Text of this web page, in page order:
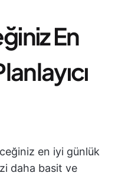
En
en iyi günlük
daha basit ve